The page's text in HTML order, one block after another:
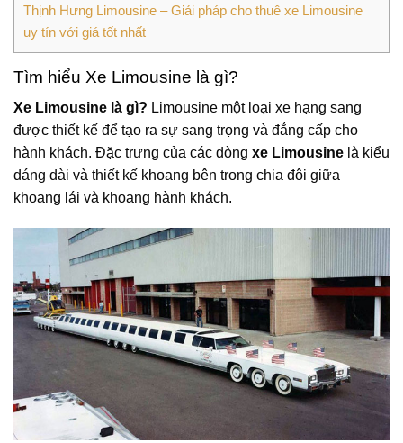
Thịnh Hưng Limousine – Giải pháp cho thuê xe Limousine
uy tín với giá tốt nhất
Tìm hiểu Xe Limousine là gì?
Xe Limousine là gì? Limousine một loại xe hạng sang
được thiết kế để tạo ra sự sang trọng và đẳng cấp cho
hành khách. Đặc trưng của các dòng xe Limousine là kiểu
dáng dài và thiết kế khoang bên trong chia đôi giữa
khoang lái và khoang hành khách.